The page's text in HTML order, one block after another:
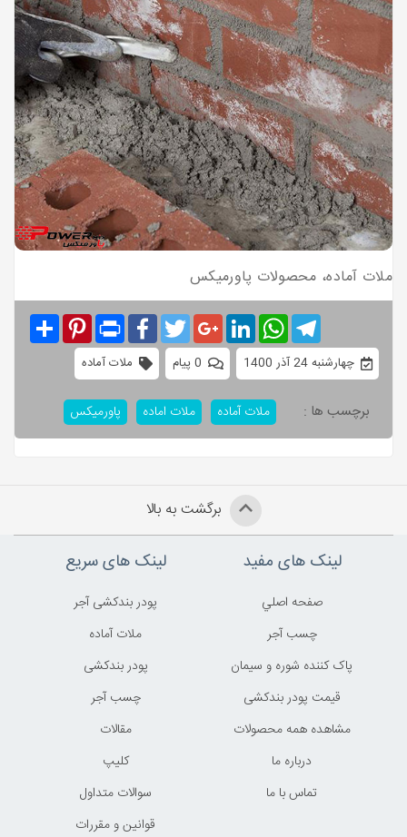
ملات آماده، محصولات پاورمیکس
SharePinterest Print
FacebookTwitterGoogle+LinkedInWhatsAppTelegram
چهارشنبه 24 آذر 1400 0 پیام ملات آماده
برچسب ها : ملات آماده ملات اماده پاورمیکس
برگشت به بالا
لینک های مفید
صفحه اصلي
چسب آجر
پاک کننده شوره و سیمان
قیمت پودر بندکشی
مشاهده همه محصولات
درباره ما
تماس با ما
لینک های سریع
پودر بندکشی آجر
ملات آماده
پودر بندکشی
چسب آجر
مقالات
کليپ
سوالات متداول
قوانين و مقررات